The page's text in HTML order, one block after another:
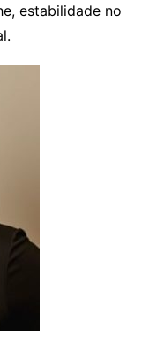
estabilidade no